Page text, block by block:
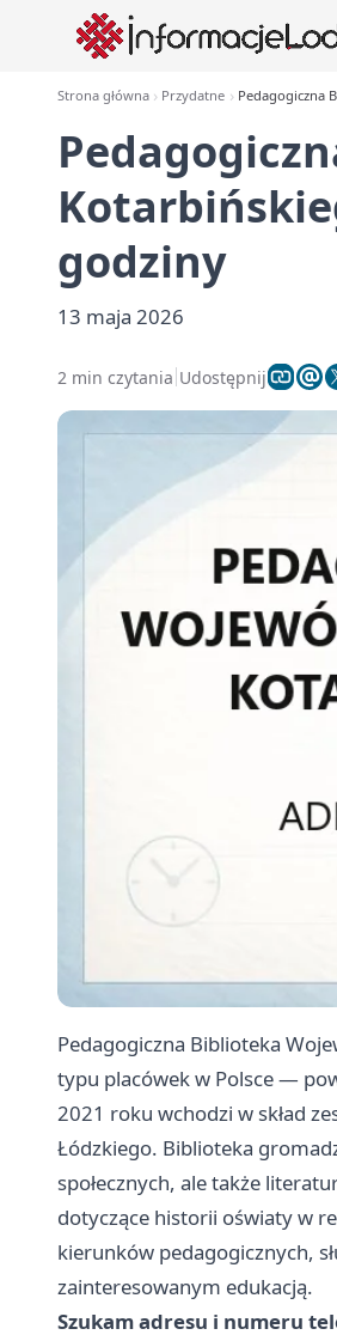
Strona główna Przydatne Pedagogiczna
godziny
13 maja 2026
2 min czytania Udostępnij
Pedagogiczna Biblioteka
typu placówek w Polsce —
2021 roku wchodzi w skład
Łódzkiego. Biblioteka
społecznych, ale także
dotyczące historii oświaty w
kierunków pedagogicznych,
zainteresowanym edukacją.
Szukam adresu i numeru